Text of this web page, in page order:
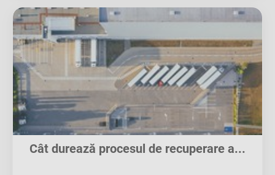
Cât durează procesul de recuperare a...